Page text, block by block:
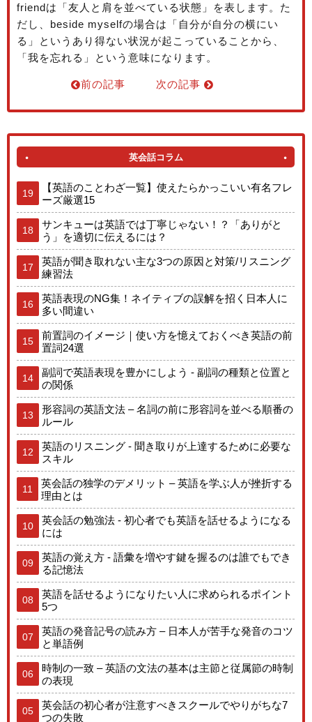
friendは「友人と肩を並べている状態」を表します。た
だし、beside myselfの場合は「自分が自分の横にい
る」というあり得ない状況が起こっていることから、
「我を忘れる」という意味になります。
前の記事 次の記事
英会話コラム
19
【英語のことわざ一覧】使えたらかっこいい有名フレ
ーズ厳選15
18
サンキューは英語では丁寧じゃない！？「ありがと
う」を適切に伝えるには？
17
英語が聞き取れない主な3つの原因と対策/リスニング
練習法
16
英語表現のNG集！ネイティブの誤解を招く日本人に
多い間違い
15
前置詞のイメージ｜使い方を憶えておくべき英語の前
置詞24選
14
副詞で英語表現を豊かにしよう - 副詞の種類と位置と
の関係
13
形容詞の英語文法 – 名詞の前に形容詞を並べる順番の
ルール
12
英語のリスニング - 聞き取りが上達するために必要な
スキル
11
英会話の独学のデメリット – 英語を学ぶ人が挫折する
理由とは
10
英会話の勉強法 - 初心者でも英語を話せるようになる
には
09
英語の覚え方 - 語彙を増やす鍵を握るのは誰でもでき
る記憶法
08
英語を話せるようになりたい人に求められるポイント
5つ
07
英語の発音記号の読み方 – 日本人が苦手な発音のコツ
と単語例
06
時制の一致 – 英語の文法の基本は主節と従属節の時制
の表現
05
英会話の初心者が注意すべきスクールでやりがちな7
つの失敗